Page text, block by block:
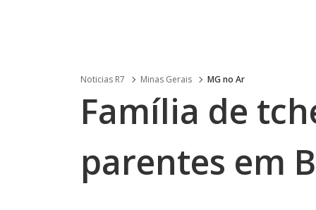
Noticias R7 Minas Gerais MG no Ar
Família de
parentes em